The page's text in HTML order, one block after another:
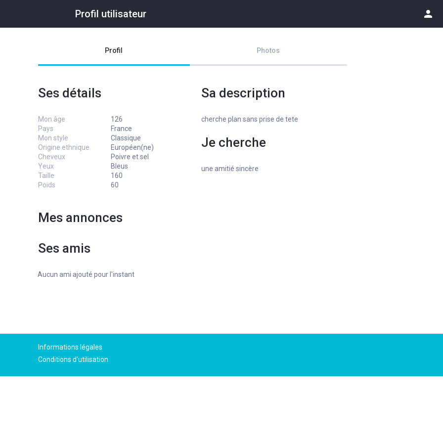
Profil utilisateur person
Profil Photos
Ses détails
Mon âge
126
Pays
France
Mon style
Classique
Origine ethnique
Européen(ne)
Cheveux
Poivre et sel
Yeux
Bleus
Taille
160
Poids
60
Sa description
cherche plan sans prise de tete
Je cherche
une amitié sincère
Mes annonces
Ses amis
Aucun ami ajouté pour l'instant
Informations légales
Conditions d'utilisation